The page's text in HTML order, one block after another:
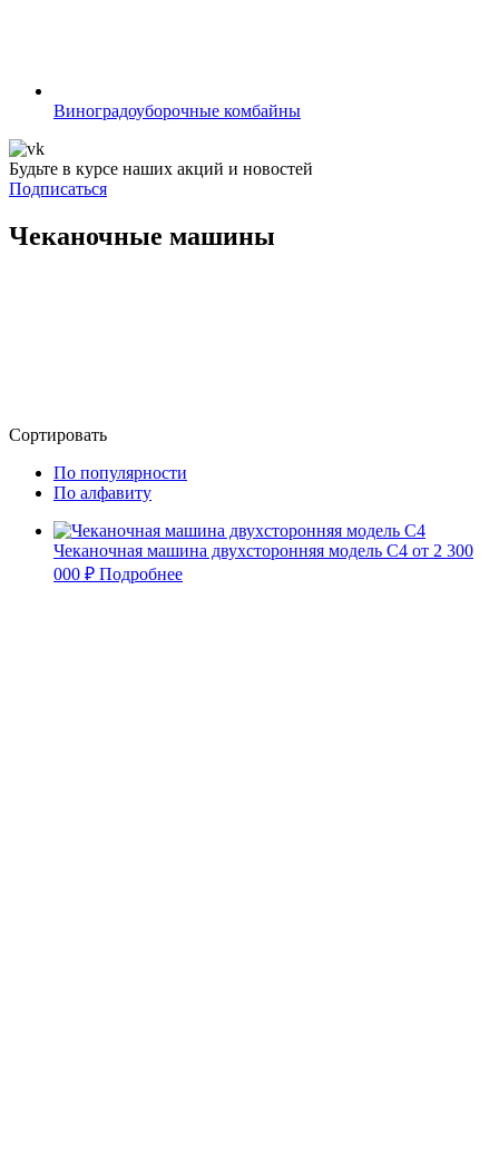
Виноградоуборочные комбайны
Будьте в курсе наших акций и новостей
Подписаться
Чеканочные машины
Сортировать
По популярности
По алфавиту
Чеканочная машина двухсторонняя модель C4 от 2 300
000 ₽ Подробнее